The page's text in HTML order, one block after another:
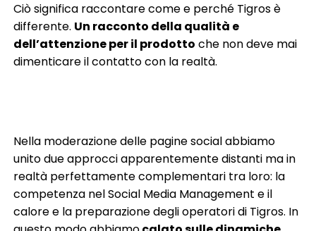
Ciò significa raccontare come e perché Tigros è
differente. Un racconto della qualità e
dell’attenzione per il prodotto che non deve mai
dimenticare il contatto con la realtà.
Nella moderazione delle pagine social abbiamo
unito due approcci apparentemente distanti ma in
realtà perfettamente complementari tra loro: la
competenza nel Social Media Management e il
calore e la preparazione degli operatori di Tigros. In